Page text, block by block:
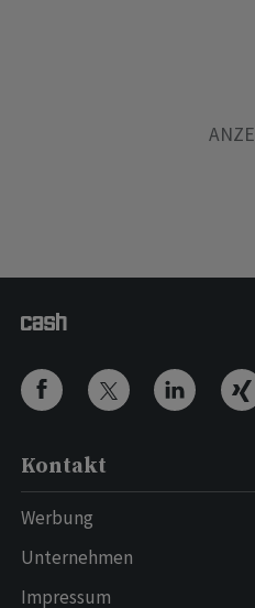
Kontakt
Werbung
Unternehmen
Impressum